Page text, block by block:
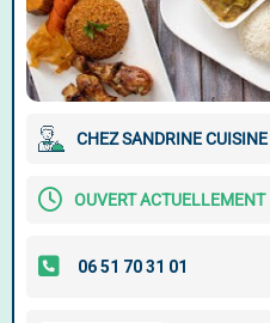
CHEZ SANDRINE
OUVERT ACTUELLEMENT